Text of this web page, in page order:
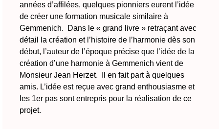
années d’affilées, quelques pionniers eurent l’idée
de créer une formation musicale similaire à
Gemmenich. Dans le « grand livre » retraçant avec
détail la création et l’histoire de l’harmonie dès son
début, l’auteur de l’époque précise que l’idée de la
création d’une harmonie à Gemmenich vient de
Monsieur Jean Herzet. Il en fait part à quelques
amis. L’idée est reçue avec grand enthousiasme et
les 1er pas sont entrepris pour la réalisation de ce
projet.